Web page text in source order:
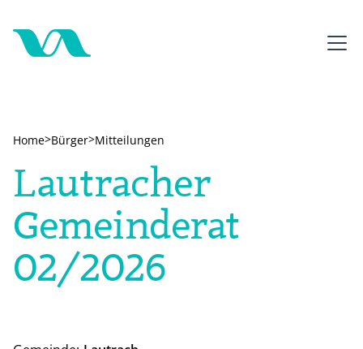
Home>Bürger>Mitteilungen
Lautracher
Gemeinderat
02/2026